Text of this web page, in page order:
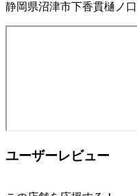
静岡県沼津市下香貫樋ノ
ユーザーレビュー